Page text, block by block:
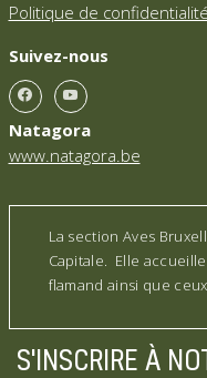
Politique de confidentialité
Suivez-nous
Natagora
www.natagora.be
La section Aves
Capitale. Elle
flamand ainsi que
S'INSCRIRE À